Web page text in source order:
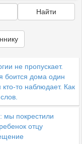
Найти
не пропускает.
боится дома один
кто-то наблюдает. Как
мы покрестили
отцу